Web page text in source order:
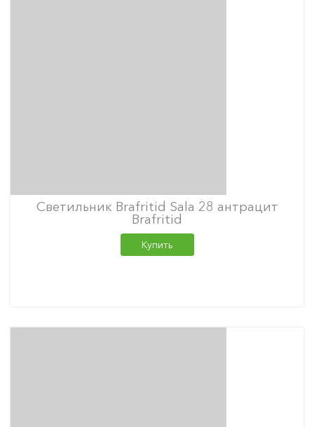
Светильник Brafritid Sala 28 антрацит
Brafritid
Купить